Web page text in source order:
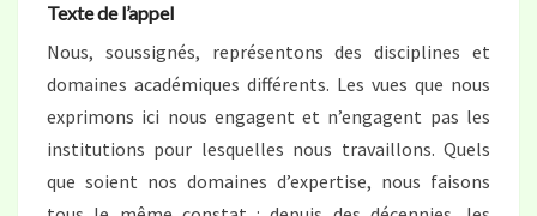
Texte de l’appel
Nous, soussignés, représentons des disciplines et
domaines académiques différents. Les vues que nous
exprimons ici nous engagent et n’engagent pas les
institutions pour lesquelles nous travaillons. Quels
que soient nos domaines d’expertise, nous faisons